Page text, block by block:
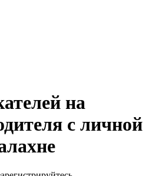
на
с личной